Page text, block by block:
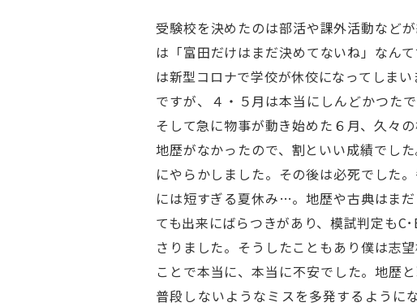
受験校を決めたのは部活や課外活動など
は「富田だけはまだ決めてないね」なん
は新型コロナで学佼が休佼になってしま
ですが、４・５月は本当にしんどかつた
そして急に物事が動き始めた６月、久々
地歴がなかったので、割といい成績でし
にやらかしました。その後は必死でした
には短すぎる夏休み…。地歴や古典はま
ても出来にばらつきがあり、模試判定もC
さりました。そうしたこともあり僕は志
ことで本当に、本当に不安でした。地歴
普段しないようなミスを多発するように